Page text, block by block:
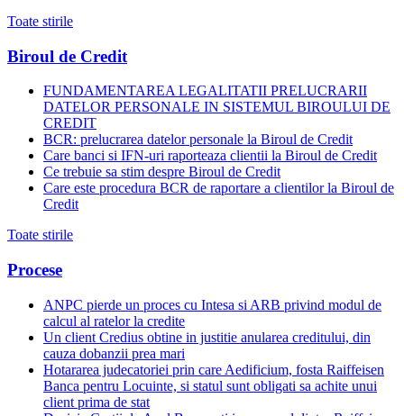
Toate stirile
Biroul de Credit
FUNDAMENTAREA LEGALITATII PRELUCRARII
DATELOR PERSONALE IN SISTEMUL BIROULUI DE
CREDIT
BCR: prelucrarea datelor personale la Biroul de Credit
Care banci si IFN-uri raporteaza clientii la Biroul de Credit
Ce trebuie sa stim despre Biroul de Credit
Care este procedura BCR de raportare a clientilor la Biroul de
Credit
Toate stirile
Procese
ANPC pierde un proces cu Intesa si ARB privind modul de
calcul al ratelor la credite
Un client Credius obtine in justitie anularea creditului, din
cauza dobanzii prea mari
Hotararea judecatoriei prin care Aedificium, fosta Raiffeisen
Banca pentru Locuinte, si statul sunt obligati sa achite unui
client prima de stat